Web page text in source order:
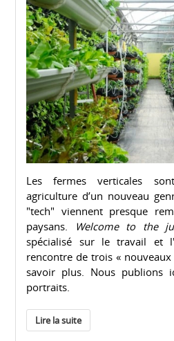
Les fermes verticales
agriculture d’un nouveau
"tech" viennent presque
paysans.
Welcome to the
spécialisé sur le travail et
rencontre de trois « nouveaux
savoir plus. Nous publions
portraits.
Lire la suite